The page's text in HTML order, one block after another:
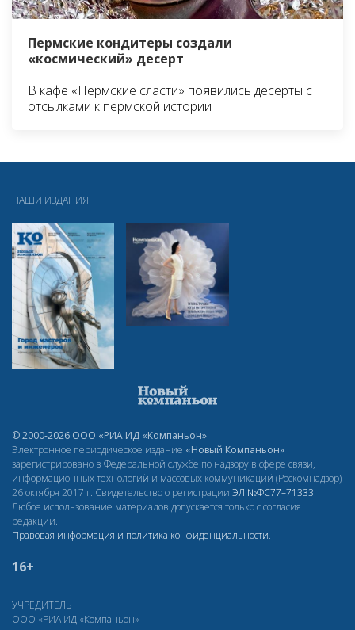
Пермские кондитеры создали
«космический» десерт
В кафе «Пермские сласти» появились десерты с
отсылками к пермской истории
НАШИ ИЗДАНИЯ
© 2000-2026 ООО «РИА ИД «Компаньон»
Электронное периодическое издание «Новый Компаньон»
зарегистрировано в Федеральной службе по надзору в сфере связи,
информационных технологий и массовых коммуникаций (Роскомнадзор)
26 октября 2017 г. Свидетельство о регистрации ЭЛ №ФС77–71333
Любое использование материалов допускается только с согласия
редакции.
Правовая информация и политика конфиденциальности.
16+
УЧРЕДИТЕЛЬ
ООО «РИА ИД «Компаньон»